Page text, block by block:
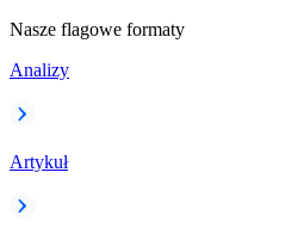
Nasze flagowe formaty
Analizy
Artykuł